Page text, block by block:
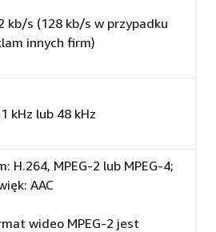
kb/s (128 kb/s w przypadku
innych firm)
kHz lub 48 kHz
H.264, MPEG-2 lub MPEG-4;
AAC
wideo MPEG-2 jest